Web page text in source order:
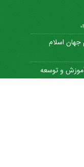
جهان اسلام
و توسعه